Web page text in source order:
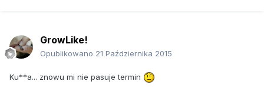
GrowLike!
Opublikowano 21 Października 2015
Ku**a... znowu mi nie pasuje termin